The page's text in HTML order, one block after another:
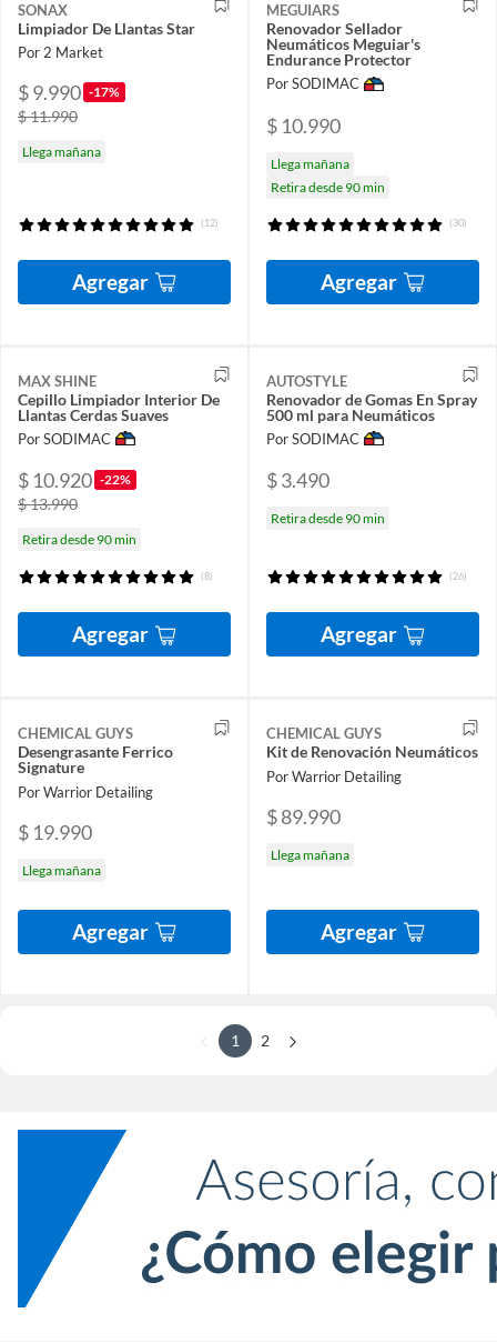
SONAX
Limpiador De Llantas Star
Por 2 Market
$ 9.990 -17%
$ 11.990
Llega mañana
(12)
Agregar
MEGUIARS
Renovador Sellador
Neumáticos Meguiar's
Endurance Protector
Por SODIMAC
$ 10.990
Llega mañana
Retira desde 90 min
(30)
Agregar
MAX SHINE
Cepillo Limpiador Interior De
Llantas Cerdas Suaves
Por SODIMAC
$ 10.920 -22%
$ 13.990
Retira desde 90 min
(8)
Agregar
AUTOSTYLE
Renovador de Gomas En Spray
500 ml para Neumáticos
Por SODIMAC
$ 3.490
Retira desde 90 min
(26)
Agregar
CHEMICAL GUYS
Desengrasante Ferrico
Signature
Por Warrior Detailing
$ 19.990
Llega mañana
Agregar
CHEMICAL GUYS
Kit de Renovación Neumáticos
Por Warrior Detailing
$ 89.990
Llega mañana
Agregar
1 2